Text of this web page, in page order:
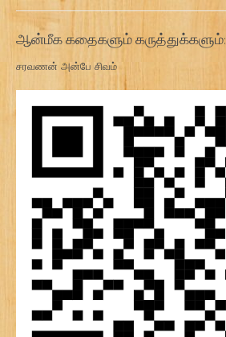
ஆன்மீக கதைகளும் கருத்துக்களும்:
சரவணன் அன்பே சிவம்